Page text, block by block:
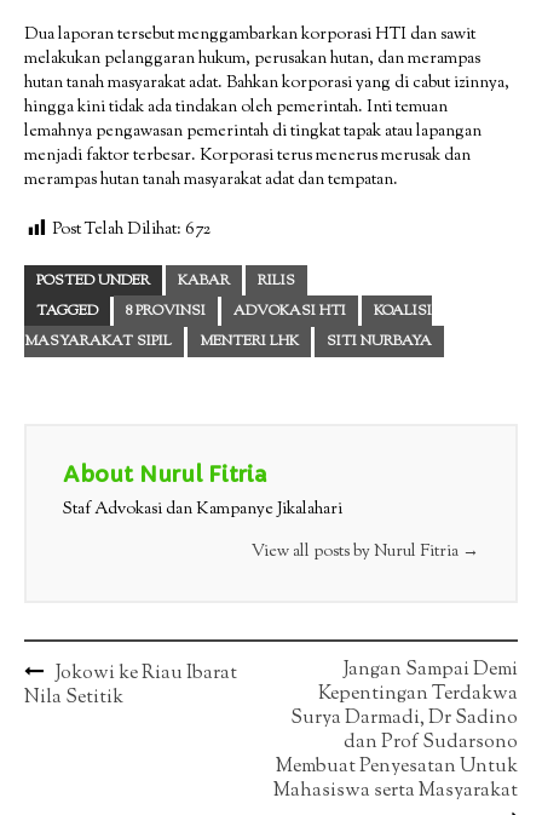
Dua laporan tersebut menggambarkan korporasi HTI dan sawit
melakukan pelanggaran hukum, perusakan hutan, dan merampas
hutan tanah masyarakat adat. Bahkan korporasi yang di cabut izinnya,
hingga kini tidak ada tindakan oleh pemerintah. Inti temuan
lemahnya pengawasan pemerintah di tingkat tapak atau lapangan
menjadi faktor terbesar. Korporasi terus menerus merusak dan
merampas hutan tanah masyarakat adat dan tempatan.
Post Telah Dilihat: 672
POSTED UNDER KABAR
RILIS
TAGGED
8 PROVINSI ADVOKASI HTI
KOALISI
MASYARAKAT SIPIL
MENTERI LHK SITI NURBAYA
About Nurul Fitria
Staf Advokasi dan Kampanye Jikalahari
View all posts by Nurul Fitria →
Post
navigation
Jokowi ke Riau Ibarat
Nila Setitik
Jangan Sampai Demi
Kepentingan Terdakwa
Surya Darmadi, Dr Sadino
dan Prof Sudarsono
Membuat Penyesatan Untuk
Mahasiswa serta Masyarakat